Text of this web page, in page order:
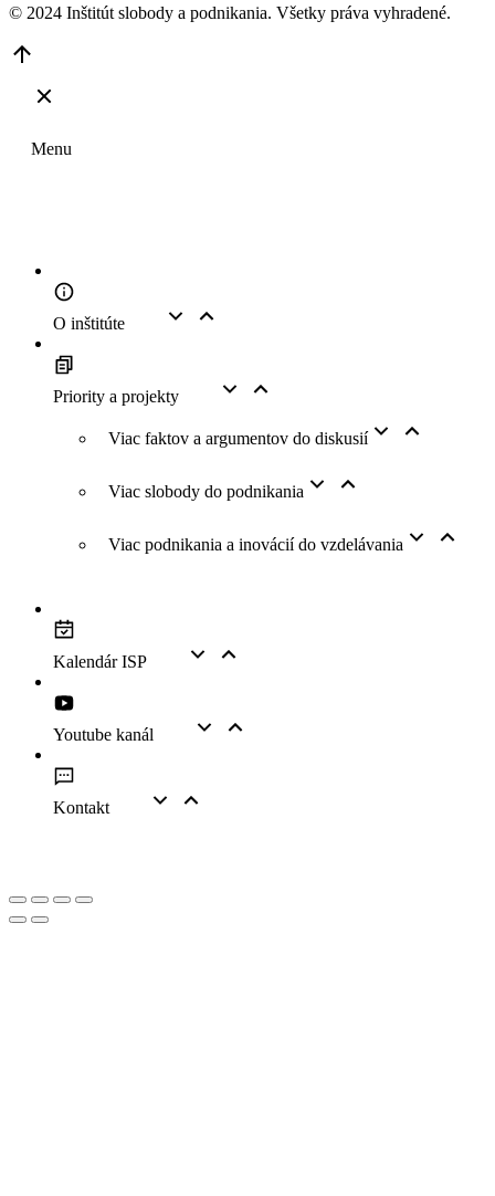
© 2024 Inštitút slobody a podnikania. Všetky práva vyhradené.
Top
Menu
O inštitúte
Priority a projekty
Viac faktov a argumentov do diskusií
Viac slobody do podnikania
Viac podnikania a inovácií do vzdelávania
Kalendár ISP
Youtube kanál
Kontakt